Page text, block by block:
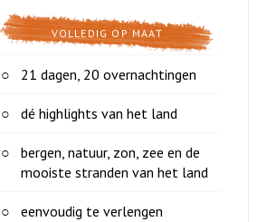
VOLLEDIG OP MAAT
21 dagen, 20 overnachtingen
dé highlights van het land
bergen, natuur, zon, zee en de
mooiste stranden van het land
eenvoudig te verlengen